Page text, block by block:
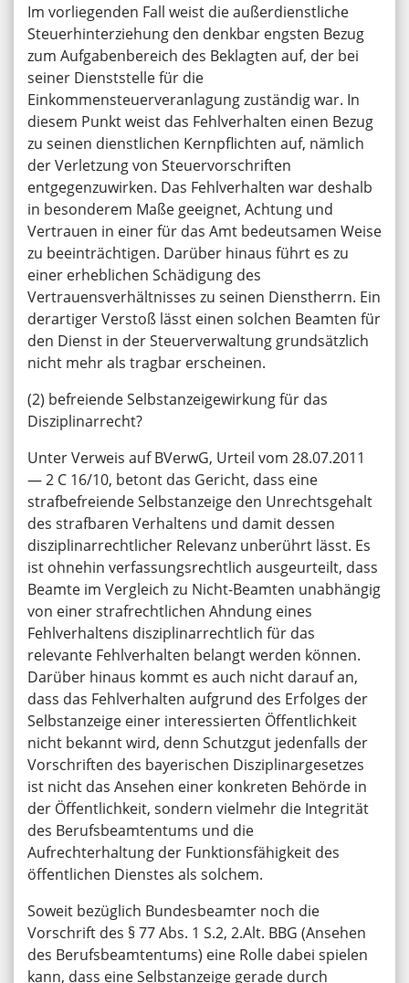
Im vorliegenden Fall weist die außerdienstliche
Steuerhinterziehung den denkbar engsten Bezug
zum Aufgabenbereich des Beklagten auf, der bei
seiner Dienststelle für die
Einkommensteuerveranlagung zuständig war. In
diesem Punkt weist das Fehlverhalten einen Bezug
zu seinen dienstlichen Kernpflichten auf, nämlich
der Verletzung von Steuervorschriften
entgegenzuwirken. Das Fehlverhalten war deshalb
in besonderem Maße geeignet, Achtung und
Vertrauen in einer für das Amt bedeutsamen Weise
zu beeinträchtigen. Darüber hinaus führt es zu
einer erheblichen Schädigung des
Vertrauensverhältnisses zu seinen Dienstherrn. Ein
derartiger Verstoß lässt einen solchen Beamten für
den Dienst in der Steuerverwaltung grundsätzlich
nicht mehr als tragbar erscheinen.
(2) befreiende Selbstanzeigewirkung für das
Disziplinarrecht?
Unter Verweis auf BVerwG, Urteil vom 28.07.2011
— 2 C 16/10, betont das Gericht, dass eine
strafbefreiende Selbstanzeige den Unrechtsgehalt
des strafbaren Verhaltens und damit dessen
disziplinarrechtlicher Relevanz unberührt lässt. Es
ist ohnehin verfassungsrechtlich ausgeurteilt, dass
Beamte im Vergleich zu Nicht-Beamten unabhängig
von einer strafrechtlichen Ahndung eines
Fehlverhaltens disziplinarrechtlich für das
relevante Fehlverhalten belangt werden können.
Darüber hinaus kommt es auch nicht darauf an,
dass das Fehlverhalten aufgrund des Erfolges der
Selbstanzeige einer interessierten Öffentlichkeit
nicht bekannt wird, denn Schutzgut jedenfalls der
Vorschriften des bayerischen Disziplinargesetzes
ist nicht das Ansehen einer konkreten Behörde in
der Öffentlichkeit, sondern vielmehr die Integrität
des Berufsbeamtentums und die
Aufrechterhaltung der Funktionsfähigkeit des
öffentlichen Dienstes als solchem.
Soweit bezüglich Bundesbeamter noch die
Vorschrift des § 77 Abs. 1 S.2, 2.Alt. BBG (Ansehen
des Berufsbeamtentums) eine Rolle dabei spielen
kann, dass eine Selbstanzeige gerade durch